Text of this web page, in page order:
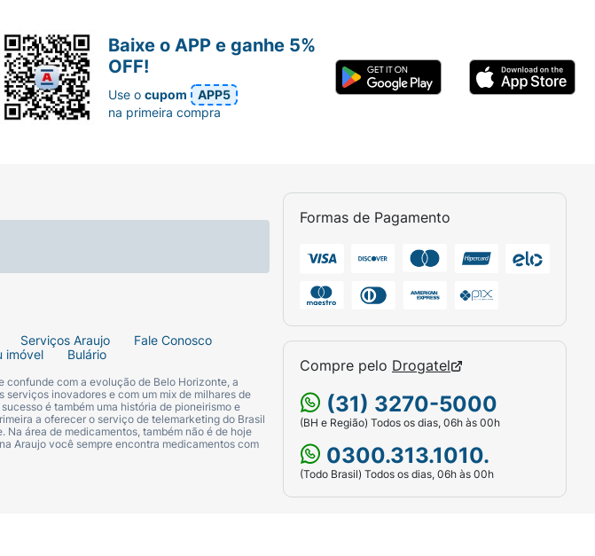
pode variar. Ajuste o tempo de aquecimento para seu
para retirar o produto do forno.
Serviços Araujo
Fale Conosco
imóvel Bulário
confunde com a evolução de Belo Horizonte, a
inovadores e com um mix de milhares de
é também uma história de pioneirismo e
a oferecer o serviço de telemarketing do Brasil
Na área de medicamentos, também não é de hoje
Araujo você sempre encontra medicamentos com
Formas de Pagamento
Compre pelo Drogatel
(31) 3270-5000
(BH e Região) Todos os dias, 06h às 00h
0300.313.1010.
(Todo Brasil) Todos os dias, 06h às 00h
Baixe o APP e ganhe 5%
OFF!
Use ocupom
APP5
na primeira compra